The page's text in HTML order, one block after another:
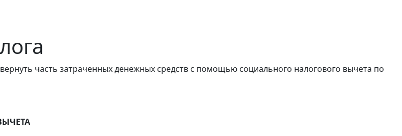
часть затраченных денежных средств с помощью социального налогового вычета по